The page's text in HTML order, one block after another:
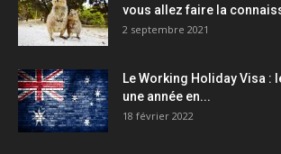
vous allez faire la
2 septembre 2021
Le Working Holiday Visa :
une année en...
18 février 2022